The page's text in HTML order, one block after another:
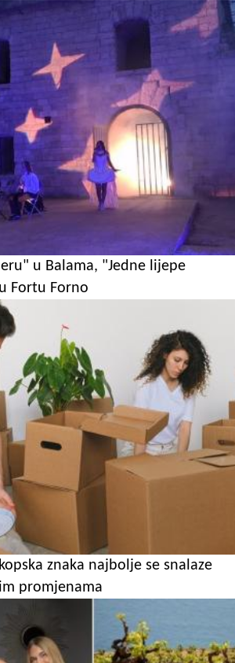
u Balama, "Jedne lijepe
Fortu Forno
znaka najbolje se snalaze
promjenama